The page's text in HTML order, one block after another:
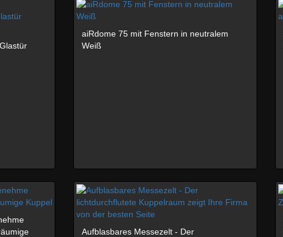
aiRdome 75 mit Fenstern in neutralem
Weiß
Aufblasbares Messezelt - Der